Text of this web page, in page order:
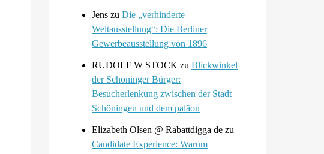
Jens zu Die „verhinderte
Weltausstellung“: Die Berliner
Gewerbeausstellung von 1896
RUDOLF W STOCK zu Blickwinkel
der Schöninger Bürger:
Besucherlenkung zwischen der Stadt
Schöningen und dem paläon
Elizabeth Olsen @ Rabattdigga de zu
Candidate Experience: Warum